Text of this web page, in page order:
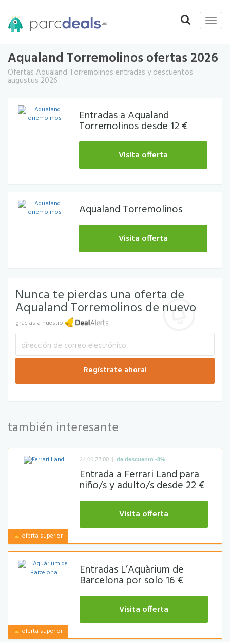
Toggle
Toggle
navigation
Aqualand Torremolinos ofertas 2026
Ofertas Aqualand Torremolinos entradas y descuentos
augustus 2026
Entradas a Aqualand
Torremolinos desde 12 €
Visita offerta
Aqualand Torremolinos
Visita offerta
Nunca te pierdas una oferta de
Aqualand Torremolinos de nuevo
gracias a nuestro
también interesante
oferta superior
24,00 22,00 | de descuento -8%
Entrada a Ferrari Land para
niño/s y adulto/s desde 22 €
Visita offerta
oferta superior
Entradas L’Aquàrium de
Barcelona por solo 16 €
Visita offerta